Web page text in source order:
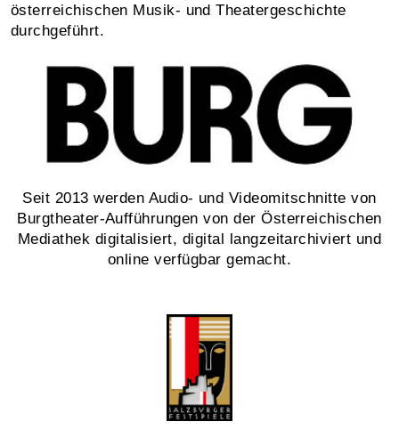
österreichischen Musik- und Theatergeschichte
durchgeführt.
Seit 2013 werden Audio- und Videomitschnitte von
Burgtheater-Aufführungen von der Österreichischen
Mediathek digitalisiert, digital langzeitarchiviert und
online verfügbar gemacht.